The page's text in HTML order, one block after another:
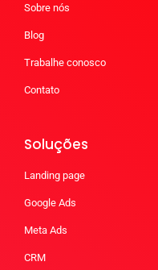
Sobre nós
Blog
Trabalhe conosco
Contato
Soluções
Landing page
Google Ads
Meta Ads
CRM